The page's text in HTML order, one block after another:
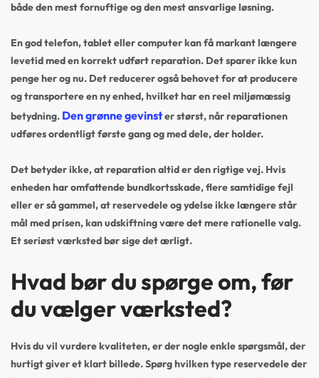
både den mest fornuftige og den mest ansvarlige løsning.
En god telefon, tablet eller computer kan få markant længere
levetid med en korrekt udført reparation. Det sparer ikke kun
penge her og nu. Det reducerer også behovet for at producere
og transportere en ny enhed, hvilket har en reel miljømæssig
betydning. Den grønne gevinster størst, når reparationen
udføres ordentligt første gang og med dele, der holder.
Det betyder ikke, at reparation altid er den rigtige vej. Hvis
enheden har omfattende bundkortsskade, flere samtidige fejl
eller er så gammel, at reservedele og ydelse ikke længere står
mål med prisen, kan udskiftning være det mere rationelle valg.
Et seriøst værksted bør sige det ærligt.
Hvad bør du spørge om, før
du vælger værksted?
Hvis du vil vurdere kvaliteten, er der nogle enkle spørgsmål, der
hurtigt giver et klart billede. Spørg hvilken type reservedele der